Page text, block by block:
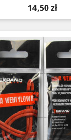
Cena
14,50 zł